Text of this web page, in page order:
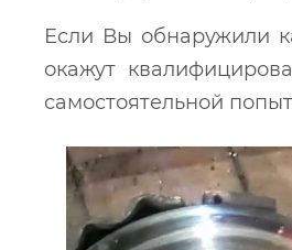
Если Вы обнаружили
окажут
самостоятельной